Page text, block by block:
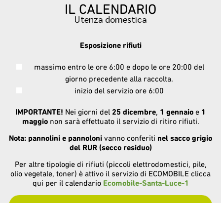
IL CALENDARIO
Utenza domestica
Esposizione rifiuti
massimo entro le ore 6:00 e dopo le ore 20:00 del
giorno precedente alla raccolta.
inizio del servizio ore 6:00
IMPORTANTE! Nei giorni del 25 dicembre, 1 gennaio e 1
maggionon sarà effettuato il servizio di ritiro rifiuti.
Nota: pannolini e pannoloni vanno conferiti nel sacco grigio
del RUR (secco residuo)
Per altre tipologie di rifiuti (piccoli elettrodomestici, pile,
olio vegetale, toner) è attivo il servizio di ECOMOBILE clicca
qui per il calendario Ecomobile-Santa-Luce-1